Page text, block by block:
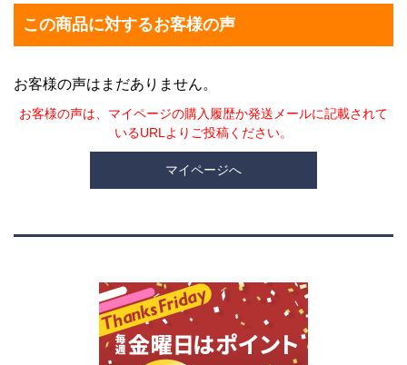
この商品に対するお客様の声
お客様の声はまだありません。
お客様の声は、マイページの購入履歴か発送メールに記載されて
いるURLよりご投稿ください。
マイページへ